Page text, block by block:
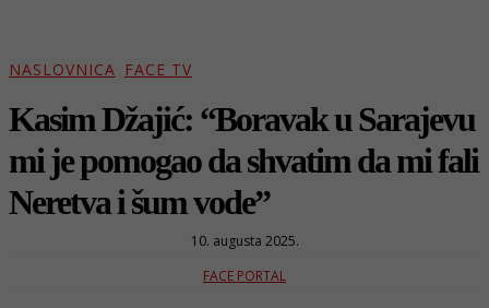
NASLOVNICA FACE TV
Kasim Džajić: “Boravak u Sarajevu
mi je pomogao da shvatim da mi fali
Neretva i šum vode”
10. augusta 2025.
FACE PORTAL